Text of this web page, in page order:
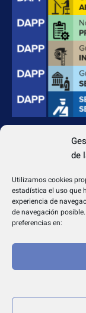
de
Utilizamos cookies
estadística el uso que
experiencia de
de navegación
preferencias en:
Apdo. Correos
TEXTOS
Aviso legal
Política de